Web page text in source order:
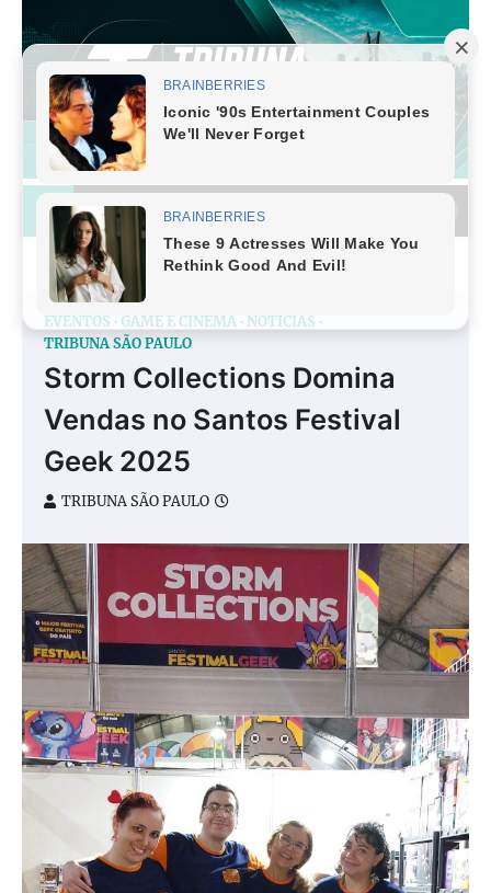
content
EVENTOS GAME E CINEMA
NOTÍCIAS
TRIBUNA SÃO PAULO
Storm Collections Domina
Vendas no Santos Festival
Geek 2025
TRIBUNA SÃO PAULO